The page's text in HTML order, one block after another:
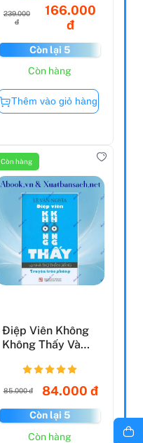
239.000
đ
166.000
đ
Còn lại 5
Còn hàng
Thêm vào giỏ hàng
Còn hàng
Điệp Viên Không
Không Thấy Và
Giáng
85.000 đ 84.000 đ
Còn lại 5
Còn hàng